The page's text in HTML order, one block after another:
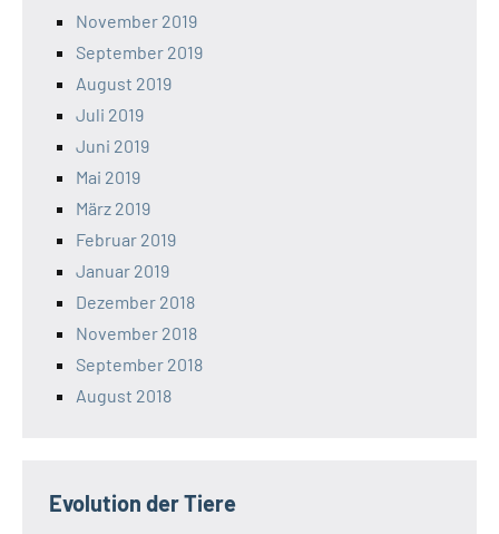
November 2019
September 2019
August 2019
Juli 2019
Juni 2019
Mai 2019
März 2019
Februar 2019
Januar 2019
Dezember 2018
November 2018
September 2018
August 2018
Evolution der Tiere